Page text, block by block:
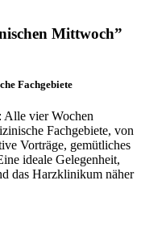
Mittwoch”
Fachgebiete
vier Wochen
Fachgebiete, von
Vorträge, gemütliches
ideale Gelegenheit,
das Harzklinikum näher